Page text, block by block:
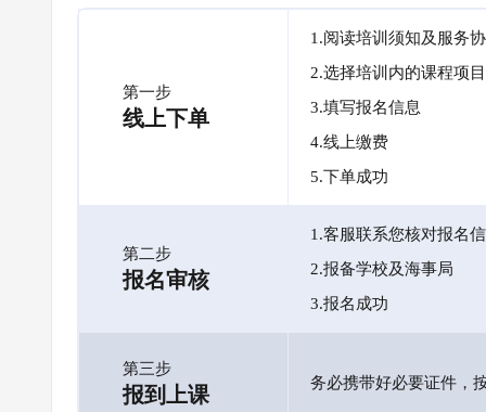
第一步
线上下单
1.阅读培训须知及服务
2.选择培训内的课程项目
3.填写报名信息
4.线上缴费
5.下单成功
第二步
报名审核
1.客服联系您核对报名
2.报备学校及海事局
3.报名成功
第三步
报到上课 务必携带好必要证件，